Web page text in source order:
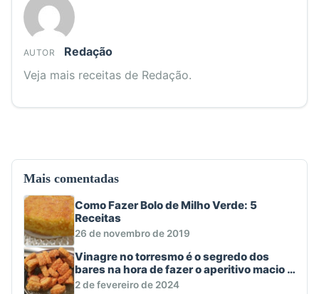
AUTOR
Redação
Veja mais receitas de Redação.
Mais comentadas
Como Fazer Bolo de Milho Verde: 5
Receitas
26 de novembro de 2019
Vinagre no torresmo é o segredo dos
bares na hora de fazer o aperitivo macio e
crocante
2 de fevereiro de 2024